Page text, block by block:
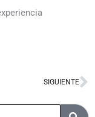
SIGUIENTE